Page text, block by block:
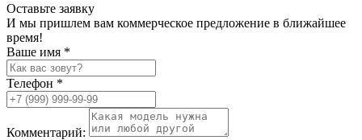
Оставьте заявку
И мы пришлем вам коммерческое предложение в ближайшее
время!
Ваше имя *
Телефон *
Комментарий: